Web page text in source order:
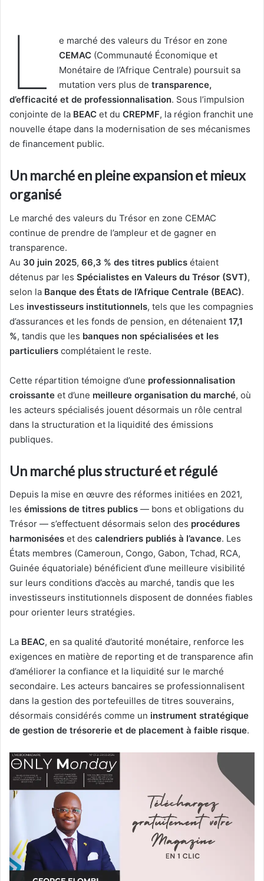
L
e marché des valeurs du Trésor en zone
CEMAC(Communauté Économique et
Monétaire de l’Afrique Centrale) poursuit sa
mutation vers plus de transparence,
d’efficacité et de professionnalisation. Sous l’impulsion
conjointe de la BEAC et du CREPMF, la région franchit une
nouvelle étape dans la modernisation de ses mécanismes
de financement public.
Un marché en pleine expansion et mieux
organisé
Le marché des valeurs du Trésor en zone CEMAC
continue de prendre de l’ampleur et de gagner en
transparence.
Au 30 juin 2025, 66,3 % des titres publics étaient
détenus par les Spécialistes en Valeurs du Trésor (SVT),
selon la Banque des États de l’Afrique Centrale (BEAC).
Les investisseurs institutionnels, tels que les compagnies
d’assurances et les fonds de pension, en détenaient 17,1
%, tandis que les banques non spécialisées et les
particuliers complétaient le reste.
Cette répartition témoigne d’une professionnalisation
croissante et d’une meilleure organisation du marché, où
les acteurs spécialisés jouent désormais un rôle central
dans la structuration et la liquidité des émissions
publiques.
Un marché plus structuré et régulé
Depuis la mise en œuvre des réformes initiées en 2021,
les émissions de titres publics — bons et obligations du
Trésor — s’effectuent désormais selon des procédures
harmonisées et des calendriers publiés à l’avance. Les
États membres (Cameroun, Congo, Gabon, Tchad, RCA,
Guinée équatoriale) bénéficient d’une meilleure visibilité
sur leurs conditions d’accès au marché, tandis que les
investisseurs institutionnels disposent de données fiables
pour orienter leurs stratégies.
La BEAC, en sa qualité d’autorité monétaire, renforce les
exigences en matière de reporting et de transparence afin
d’améliorer la confiance et la liquidité sur le marché
secondaire. Les acteurs bancaires se professionnalisent
dans la gestion des portefeuilles de titres souverains,
désormais considérés comme un instrument stratégique
de gestion de trésorerie et de placement à faible risque.